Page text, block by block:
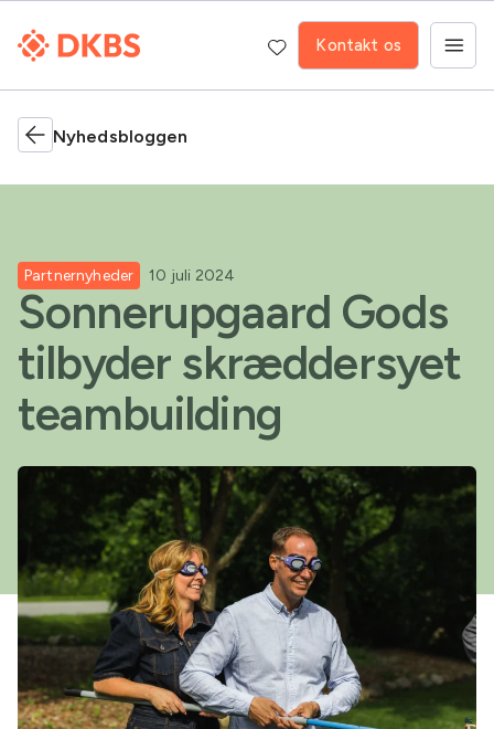
Kontakt os
Nyhedsbloggen
Partnernyheder 10 juli 2024
Sonnerupgaard Gods
tilbyder skræddersyet
teambuilding